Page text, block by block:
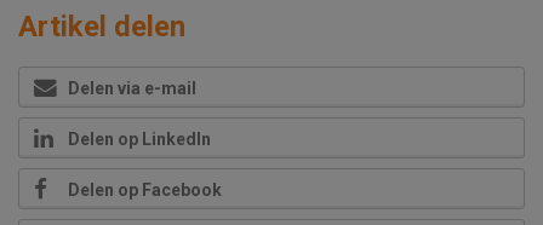
Artikel delen
Delen via e-mail
Delen op LinkedIn
Delen op Facebook